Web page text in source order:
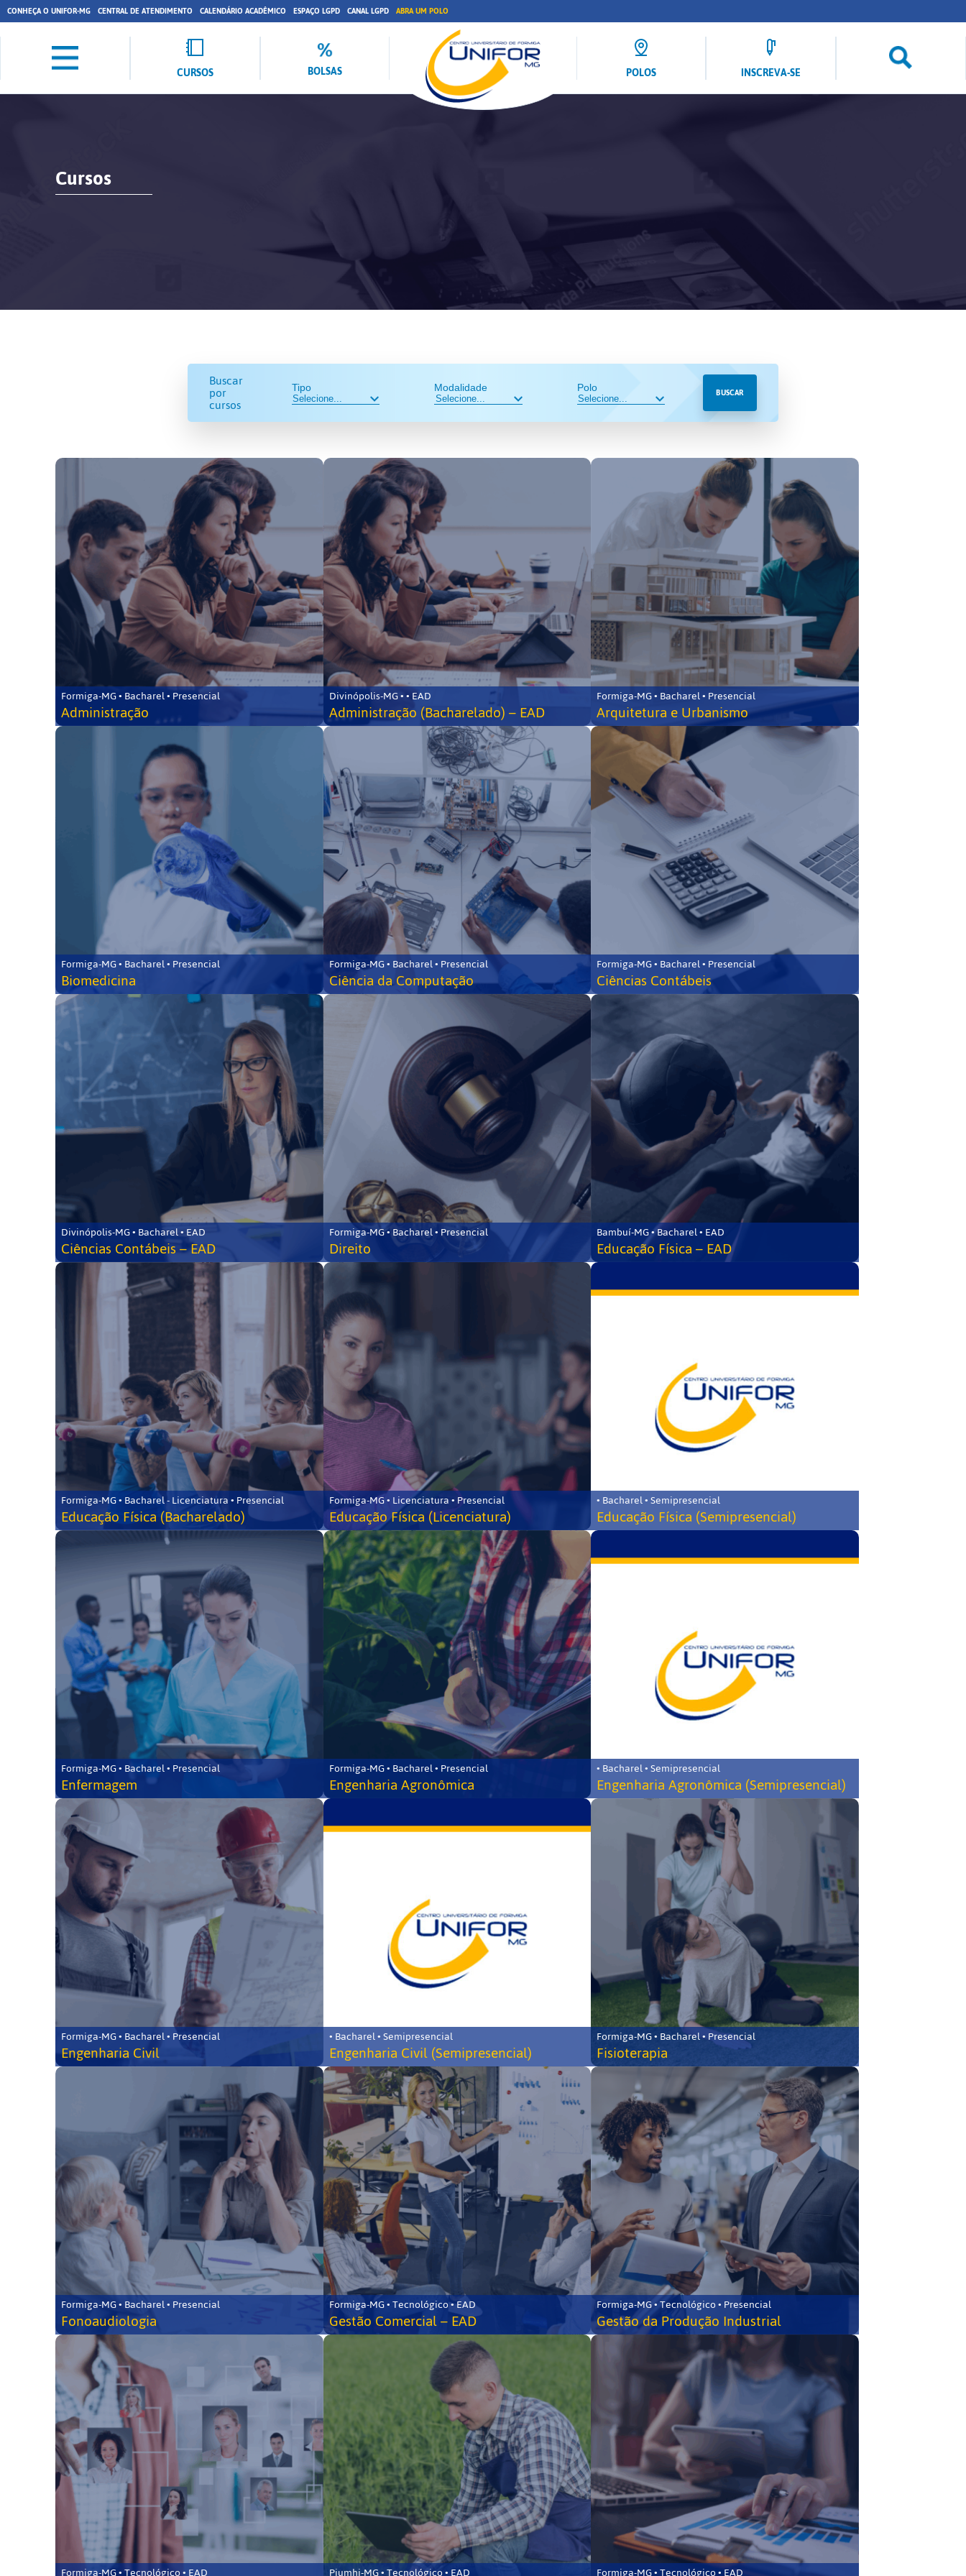
CONHEÇA O UNIFOR-MG CENTRAL DE ATENDIMENTO CALENDÁRIO ACADÊMICO ESPAÇO LGPD CANAL LGPD ABRA UM POLO
CURSOS BOLSAS POLOS INSCREVA-SE
Cursos
Buscar
por
cursos
Tipo Modalidade Polo BUSCAR
Formiga-MG • Bacharel • Presencial
Administração
Divinópolis-MG • • EAD
Administração (Bacharelado) – EAD
Formiga-MG • Bacharel • Presencial
Arquitetura e Urbanismo
Formiga-MG • Bacharel • Presencial
Biomedicina
Formiga-MG • Bacharel • Presencial
Ciência da Computação
Formiga-MG • Bacharel • Presencial
Ciências Contábeis
Divinópolis-MG • Bacharel • EAD
Ciências Contábeis – EAD
Formiga-MG • Bacharel • Presencial
Direito
Bambuí-MG • Bacharel • EAD
Educação Física – EAD
Formiga-MG • Bacharel - Licenciatura • Presencial
Educação Física (Bacharelado)
Formiga-MG • Licenciatura • Presencial
Educação Física (Licenciatura)
• Bacharel • Semipresencial
Educação Física (Semipresencial)
Formiga-MG • Bacharel • Presencial
Enfermagem
Formiga-MG • Bacharel • Presencial
Engenharia Agronômica
• Bacharel • Semipresencial
Engenharia Agronômica (Semipresencial)
Formiga-MG • Bacharel • Presencial
Engenharia Civil
• Bacharel • Semipresencial
Engenharia Civil (Semipresencial)
Formiga-MG • Bacharel • Presencial
Fisioterapia
Formiga-MG • Bacharel • Presencial
Fonoaudiologia
Formiga-MG • Tecnológico • EAD
Gestão Comercial – EAD
Formiga-MG • Tecnológico • Presencial
Gestão da Produção Industrial